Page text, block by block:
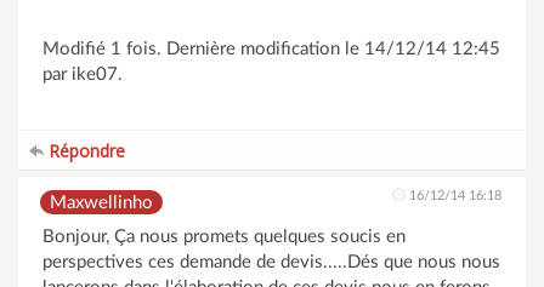
Modifié 1 fois. Dernière modification le 14/12/14 12:45
par ike07.
Répondre
Maxwellinho 16/12/14 16:18
Bonjour, Ça nous promets quelques soucis en
perspectives ces demande de devis.....Dés que nous nous